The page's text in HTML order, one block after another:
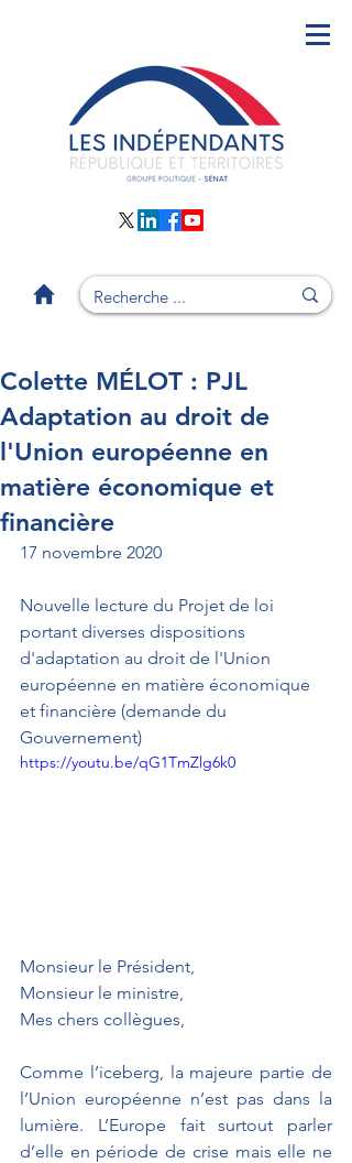
Colette MÉLOT : PJL
Adaptation au droit de
l'Union européenne en
matière économique et
financière
17 novembre 2020
Nouvelle lecture du Projet de loi
portant diverses dispositions
d'adaptation au droit de l'Union
européenne en matière économique
et financière (demande du
Gouvernement)
https://youtu.be/qG1TmZlg6k0
Monsieur le Président,
Monsieur le ministre,
Mes chers collègues,
Comme l’iceberg, la majeure partie de
l’Union européenne n’est pas dans la
lumière. L’Europe fait surtout parler
d’elle en période de crise mais elle ne